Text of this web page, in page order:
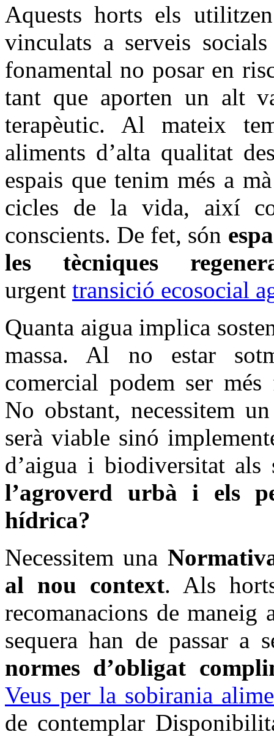
Aquests horts els
vinculats a serveis
fonamental no posar en
tant que aporten un alt
terapèutic. Al mateix
aliments d’alta qualitat
espais que tenim més a
cicles de la vida, així
conscients. De fet, són
les tècniques
urgent transició ecosocial
Quanta aigua implica
massa. Al no estar
comercial podem ser
No obstant, necessitem
serà viable sinó
d’aigua i biodiversitat
l’agroverd urbà i els
hídrica?
Necessitem una
al nou context. Als
recomanacions de
sequera han de passar a
normes d’obligat
Veus per la sobirania
de contemplar